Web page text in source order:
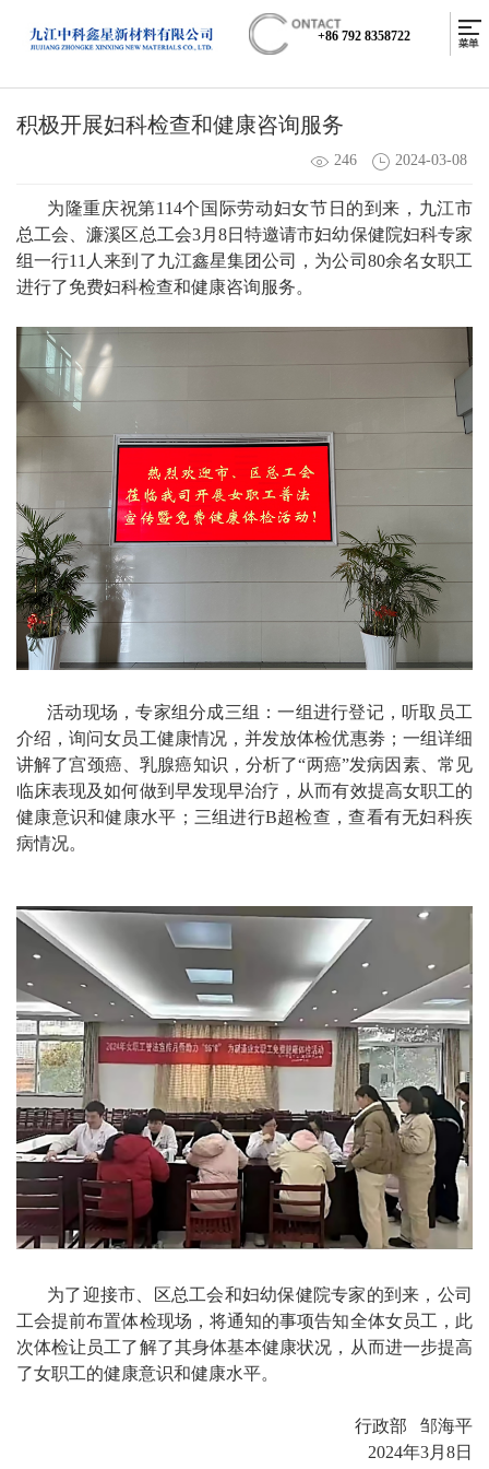
+86 792 8358722
积极开展妇科检查和健康咨询服务
246 2024-03-08
为隆重庆祝第114个国际劳动妇女节日的到来，九江市
总工会、濂溪区总工会3月8日特邀请市妇幼保健院妇科专家
组一行11人来到了九江鑫星集团公司，为公司80余名女职工
进行了免费妇科检查和健康咨询服务。
活动现场，专家组分成三组：一组进行登记，听取员工
介绍，询问女员工健康情况，并发放体检优惠劵；一组详细
讲解了宫颈癌、乳腺癌知识，分析了“两癌”发病因素、常见
临床表现及如何做到早发现早治疗，从而有效提高女职工的
健康意识和健康水平；三组进行B超检查，查看有无妇科疾
病情况。
为了迎接市、区总工会和妇幼保健院专家的到来，公司
工会提前布置体检现场，将通知的事项告知全体女员工，此
次体检让员工了解了其身体基本健康状况，从而进一步提高
了女职工的健康意识和健康水平。
行政部 邹海平
2024年3月8日